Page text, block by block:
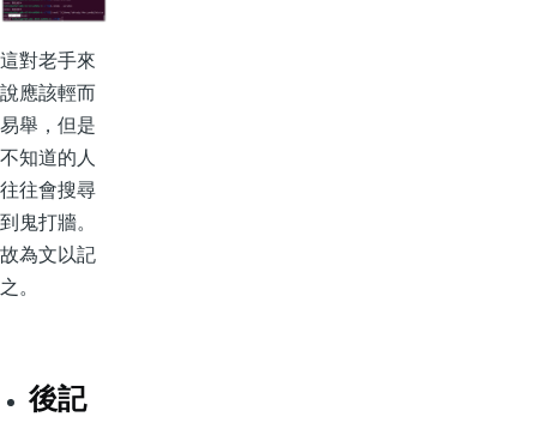
這對老手來
說應該輕而
易舉，但是
不知道的人
往往會搜尋
到鬼打牆。
故為文以記
之。
後記